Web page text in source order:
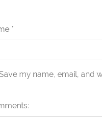
*
my name, email, and